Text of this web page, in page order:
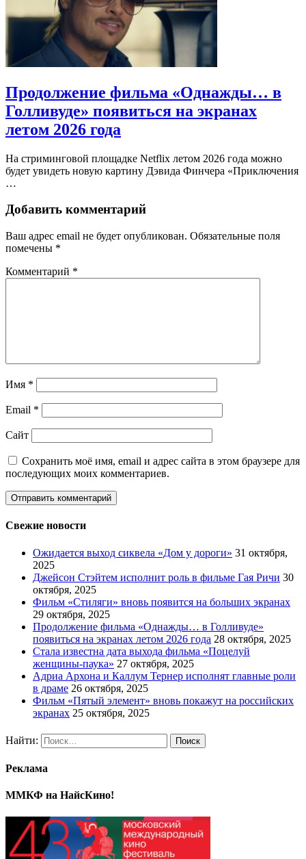
Продолжение фильма «Однажды… в
Голливуде» появиться на экранах
летом 2026 года
На стриминговой площадке Netflix летом 2026 года можно
будет увидеть новую картину Дэвида Финчера «Приключения
…
Добавить комментарий
Ваш адрес email не будет опубликован. Обязательные поля
помечены *
Комментарий *
Имя *
Email *
Сайт
Сохранить моё имя, email и адрес сайта в этом браузере для
последующих моих комментариев.
Свежие новости
Ожидается выход сиквела «Дом у дороги» 31 октября,
2025
Джейсон Стэйтем исполнит роль в фильме Гая Ричи 30
октября, 2025
Фильм «Стиляги» вновь появится на больших экранах
29 октября, 2025
Продолжение фильма «Однажды… в Голливуде»
появиться на экранах летом 2026 года 28 октября, 2025
Стала известна дата выхода фильма «Поцелуй
женщины-паука» 27 октября, 2025
Адриа Архона и Каллум Тернер исполнят главные роли
в драме 26 октября, 2025
Фильм «Пятый элемент» вновь покажут на российских
экранах 25 октября, 2025
Найти:
Реклама
ММКФ на НайсКино!